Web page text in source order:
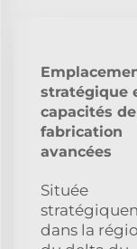
stratégique
capacités de
fabrication
avancées
Située
dans la